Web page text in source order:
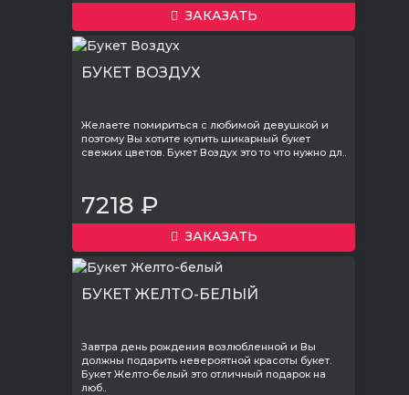
ЗАКАЗАТЬ
БУКЕТ ВОЗДУХ
Желаете помириться с любимой девушкой и
поэтому Вы хотите купить шикарный букет
свежих цветов. Букет Воздух это то что нужно дл..
7218 ₽
ЗАКАЗАТЬ
БУКЕТ ЖЕЛТО-БЕЛЫЙ
Завтра день рождения возлюбленной и Вы
должны подарить невероятной красоты букет.
Букет Желто-белый это отличный подарок на
люб..